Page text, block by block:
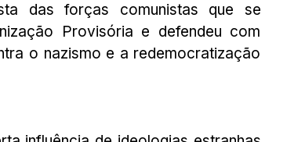
das forças comunistas que se
Provisória e defendeu com
o nazismo e a redemocratização